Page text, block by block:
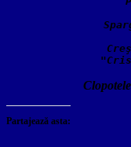
Partajează asta: